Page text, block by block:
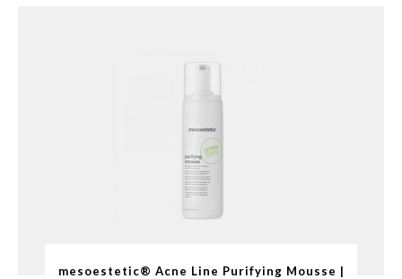
mesoestetic® Acne Line Purifying Mousse |